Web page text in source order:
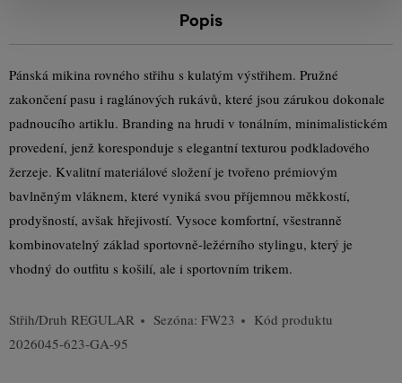
Popis
Pánská mikina rovného střihu s kulatým výstřihem. Pružné
zakončení pasu i raglánových rukávů, které jsou zárukou dokonale
padnoucího artiklu. Branding na hrudi v tonálním, minimalistickém
provedení, jenž koresponduje s elegantní texturou podkladového
žerzeje. Kvalitní materiálové složení je tvořeno prémiovým
bavlněným vláknem, které vyniká svou příjemnou měkkostí,
prodyšností, avšak hřejivostí. Vysoce komfortní, všestranně
kombinovatelný základ sportovně-ležérního stylingu, který je
vhodný do outfitu s košilí, ale i sportovním trikem.
Střih/Druh REGULAR Sezóna: FW23
Kód produktu
2026045-623-GA-95